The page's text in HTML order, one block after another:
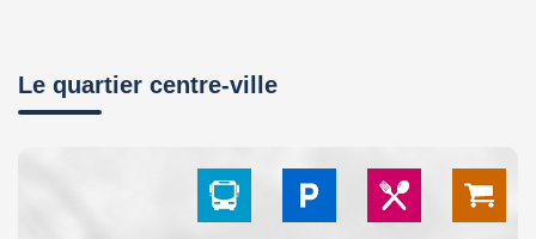
Le quartier centre-ville